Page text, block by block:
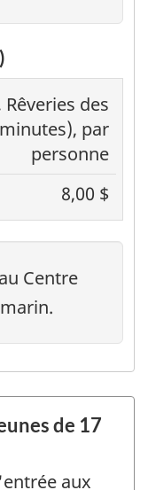
des
par
personne
8,00 $
Centre
de 17
aux